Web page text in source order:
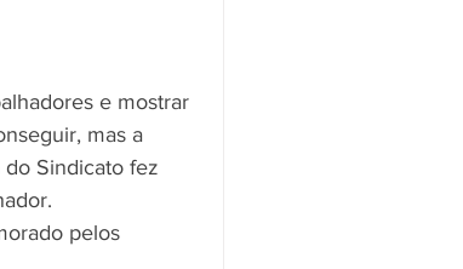
e mostrar
mas a
Sindicato fez
pelos